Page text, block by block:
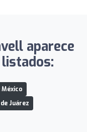
aparece
Juárez